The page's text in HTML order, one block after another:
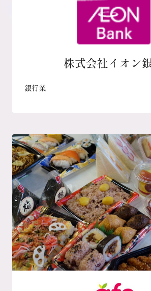
株式会社イオン
銀行業